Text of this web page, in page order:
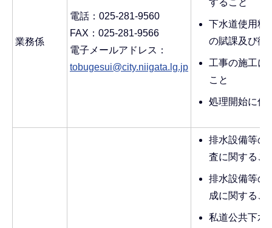
業務係
電話：025-281-9560
FAX：025-281-9566
電子メールアドレス：
tobugesui@city.niigata.lg.jp
下水道使用料
の賦課及び徴
工事の施工に
こと
処理開始に伴
排水設備等の
査に関するこ
排水設備等の
成に関するこ
私道公共下水